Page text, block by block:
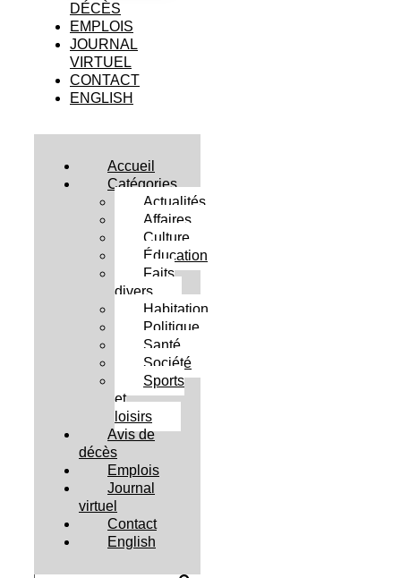
DÉCÈS
EMPLOIS
JOURNAL
VIRTUEL
CONTACT
ENGLISH
Accueil
Catégories
Actualités
Affaires
Culture
Éducation
Faits
divers
Habitation
Politique
Santé
Société
Sports
et
loisirs
Avis de
décès
Emplois
Journal
virtuel
Contact
English